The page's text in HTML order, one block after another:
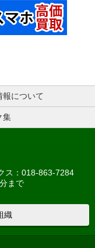
報について
集
ス：018-863-7284
まで
織